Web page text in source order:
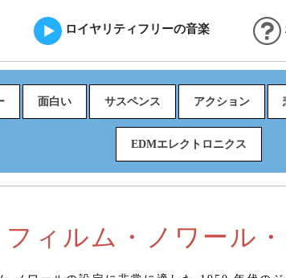
ロイヤリティフリーの音楽
面白い サスペンス アクション
EDMエレクトロニクス
ィルム・ノワール